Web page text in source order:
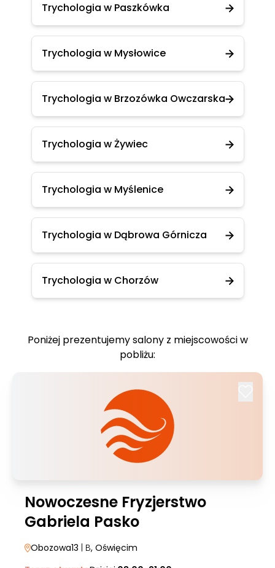
Trychologia w Paszkówka
Trychologia w Mysłowice
Trychologia w Brzozówka Owczarska
Trychologia w Żywiec
Trychologia w Myślenice
Trychologia w Dąbrowa Górnicza
Trychologia w Chorzów
Poniżej prezentujemy salony z miejscowości w
pobliżu:
Nowoczesne Fryzjerstwo
Gabriela Pasko
Obozowa13 | B, Oświęcim